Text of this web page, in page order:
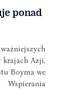
ponad
Azji,
Boyma we
Wspierania